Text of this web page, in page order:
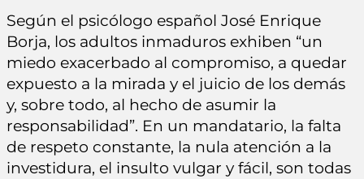
Según el psicólogo español José Enrique
Borja, los adultos inmaduros exhiben “un
miedo exacerbado al compromiso, a quedar
expuesto a la mirada y el juicio de los demás
y, sobre todo, al hecho de asumir la
responsabilidad”. En un mandatario, la falta
de respeto constante, la nula atención a la
investidura, el insulto vulgar y fácil, son todas